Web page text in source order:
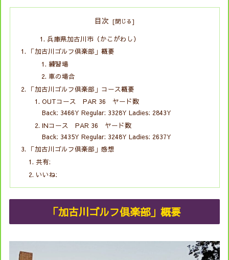
目次
兵庫県加古川市（かこがわし）
「加古川ゴルフ倶楽部」概要
練習場
車の場合
「加古川ゴルフ倶楽部」コース概要
OUTコース PAR 36 ヤード数
Back: 3466Y Regular: 3328Y Ladies: 2843Y
INコース PAR 36 ヤード数
Back: 3435Y Regular: 3248Y Ladies: 2637Y
「加古川ゴルフ倶楽部」感想
共有:
いいね:
「加古川ゴルフ倶楽部」概要